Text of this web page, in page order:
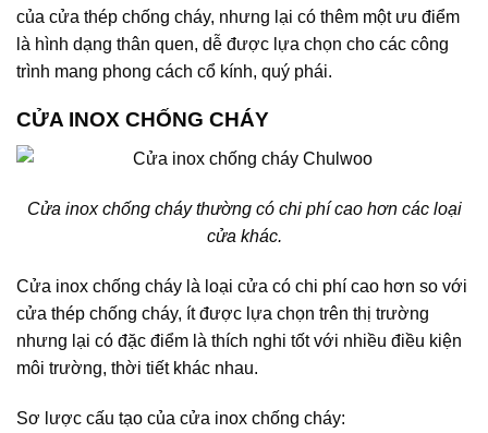
của cửa thép chống cháy, nhưng lại có thêm một ưu điểm
là hình dạng thân quen, dễ được lựa chọn cho các công
trình mang phong cách cổ kính, quý phái.
CỬA INOX CHỐNG CHÁY
Cửa inox chống cháy thường có chi phí cao hơn các loại
cửa khác.
Cửa inox chống cháy là loại cửa có chi phí cao hơn so với
cửa thép chống cháy, ít được lựa chọn trên thị trường
nhưng lại có đặc điểm là thích nghi tốt với nhiều điều kiện
môi trường, thời tiết khác nhau.
Sơ lược cấu tạo của cửa inox chống cháy: